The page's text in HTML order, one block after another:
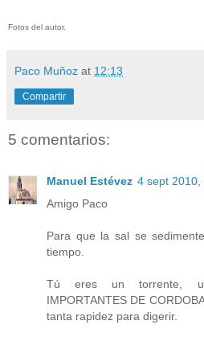
Fotos del autor.
Paco Muñoz at 12:13
Compartir
5 comentarios:
Manuel Estévez 4 sept 2010,
Amigo Paco
Para que la sal se
tiempo.
Tú eres un torrente,
IMPORTANTES DE
tanta rapidez para digerir.